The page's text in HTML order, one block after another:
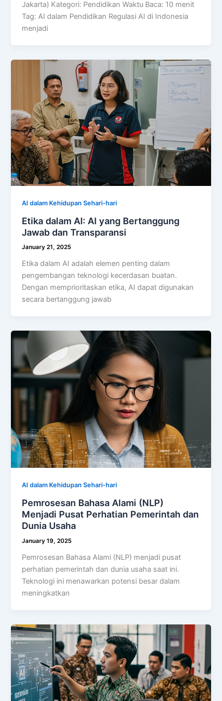
Jakarta) Kategori: Pendidikan Waktu Baca: 10 menit
Tag: AI dalam Pendidikan Regulasi AI di Indonesia
menjadi
AI dalam Kehidupan Sehari-hari
Etika dalam AI: AI yang Bertanggung
Jawab dan Transparansi
January 21, 2025
Etika dalam AI adalah elemen penting dalam
pengembangan teknologi kecerdasan buatan.
Dengan memprioritaskan etika, AI dapat digunakan
secara bertanggung jawab
AI dalam Kehidupan Sehari-hari
Pemrosesan Bahasa Alami (NLP)
Menjadi Pusat Perhatian Pemerintah dan
Dunia Usaha
January 19, 2025
Pemrosesan Bahasa Alami (NLP) menjadi pusat
perhatian pemerintah dan dunia usaha saat ini.
Teknologi ini menawarkan potensi besar dalam
meningkatkan